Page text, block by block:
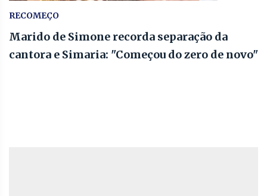
RECOMEÇO
Marido de Simone recorda separação da
cantora e Simaria: "Começou do zero de novo"